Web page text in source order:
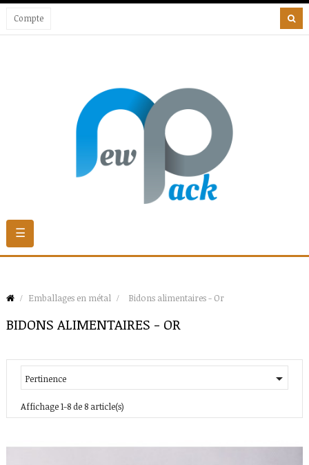
Compte
Basculer
la
navigation
☰
Emballages en métal Bidons alimentaires - Or
BIDONS ALIMENTAIRES - OR
Pertinence 
Affichage 1-8 de 8 article(s)